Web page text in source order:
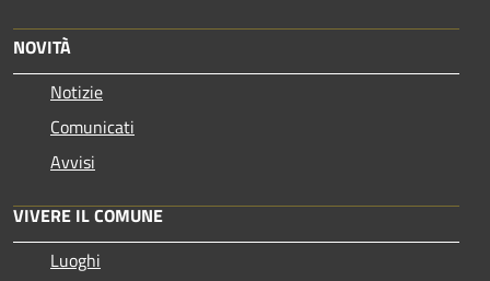
NOVITÀ
Notizie
Comunicati
Avvisi
VIVERE IL COMUNE
Luoghi